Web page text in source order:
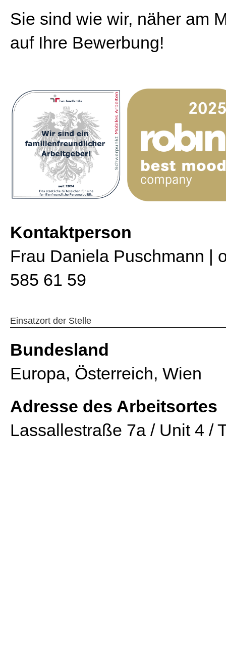
Sie sind wie wir, näher am
auf Ihre Bewerbung!
Kontaktperson
Frau Daniela Puschmann |
585 61 59
Einsatzort der Stelle
Bundesland
Europa, Österreich, Wien
Adresse des Arbeitsortes
Lassallestraße 7a / Unit 4 /